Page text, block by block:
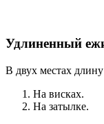
Удлиненный
В двух местах
На висках.
На затылке.